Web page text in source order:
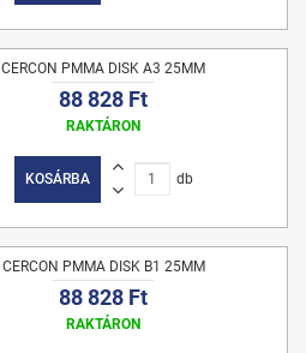
CERCON PMMA DISK A3 25MM
88 828 Ft
RAKTÁRON
KOSÁRBA db
CERCON PMMA DISK B1 25MM
88 828 Ft
RAKTÁRON